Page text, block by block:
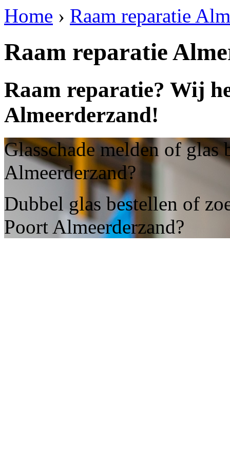
Home › Raam reparatie
Raam reparatie
Raam reparatie? Wij
Almeerderzand!
Glasschade melden of
Almeerderzand?
Dubbel glas bestellen of
Poort Almeerderzand?